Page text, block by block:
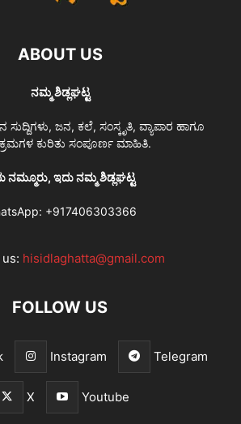
ABOUT US
ನಮ್ಮ ಶಿಡ್ಲಘಟ್ಟ
ಸುದ್ದಿಗಳು, ಜನ, ಕಲೆ, ಸಂಸ್ಕೃತಿ, ವ್ಯಾಪಾರ ಹಾಗೂ
ಕುರಿತು ಸಂಪೂರ್ಣ ಮಾಹಿತಿ.
ನಮ್ಮೂರು, ಇದು ನಮ್ಮ ಶಿಡ್ಲಘಟ್ಟ
+917406303366
hisidlaghatta@gmail.com
FOLLOW US
Instagram Telegram
X Youtube